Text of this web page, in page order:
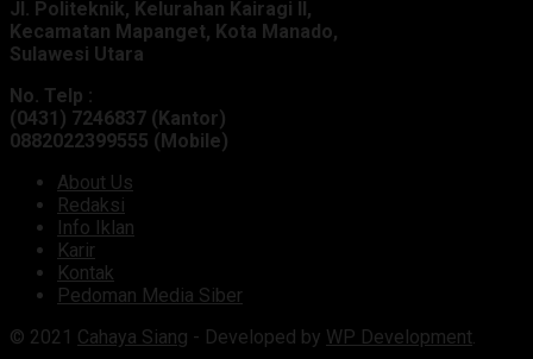
Jl. Politeknik, Kelurahan Kairagi II,
Kecamatan Mapanget, Kota Manado,
Sulawesi Utara
No. Telp :
(0431) 7246837 (Kantor)
0882022399555 (Mobile)
About Us
Redaksi
Info Iklan
Karir
Kontak
Pedoman Media Siber
© 2021 Cahaya Siang - Developed by WP Development.